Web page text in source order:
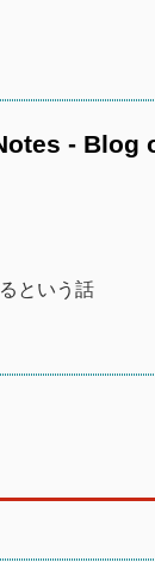
- Blog
という話